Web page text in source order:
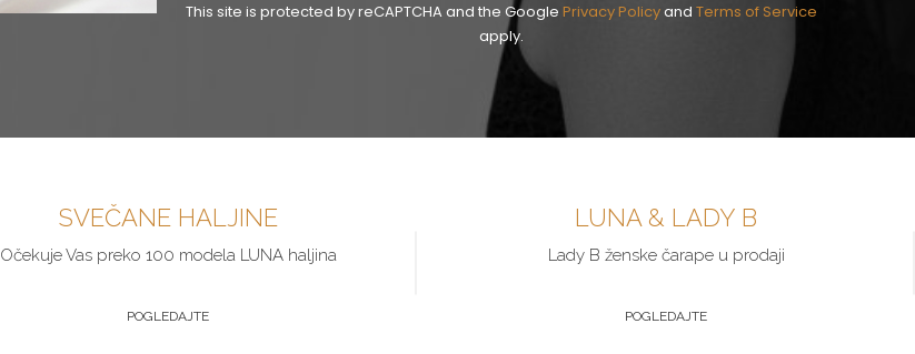
This site is protected by reCAPTCHA and the Google Privacy Policyand Terms of Service
apply.
SVEČANE HALJINE
Očekuje Vas preko 100 modela LUNA haljina
POGLEDAJTE
LUNA & LADY B
Lady B ženske čarape u prodaji
POGLEDAJTE